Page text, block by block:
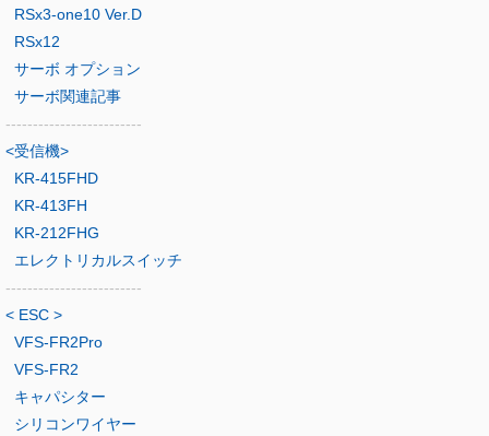
RSx3-one10 Ver.D
RSx12
サーボ オプション
サーボ関連記事
-------------------------
<受信機>
KR-415FHD
KR-413FH
KR-212FHG
エレクトリカルスイッチ
-------------------------
< ESC >
VFS-FR2Pro
VFS-FR2
キャパシター
シリコンワイヤー